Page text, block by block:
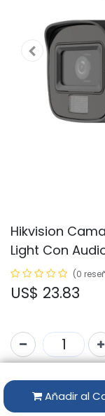
Hikvision
Light Con
(0
US$ 23.83
Añadir al
Código: DS-
Marca:HIKVISION